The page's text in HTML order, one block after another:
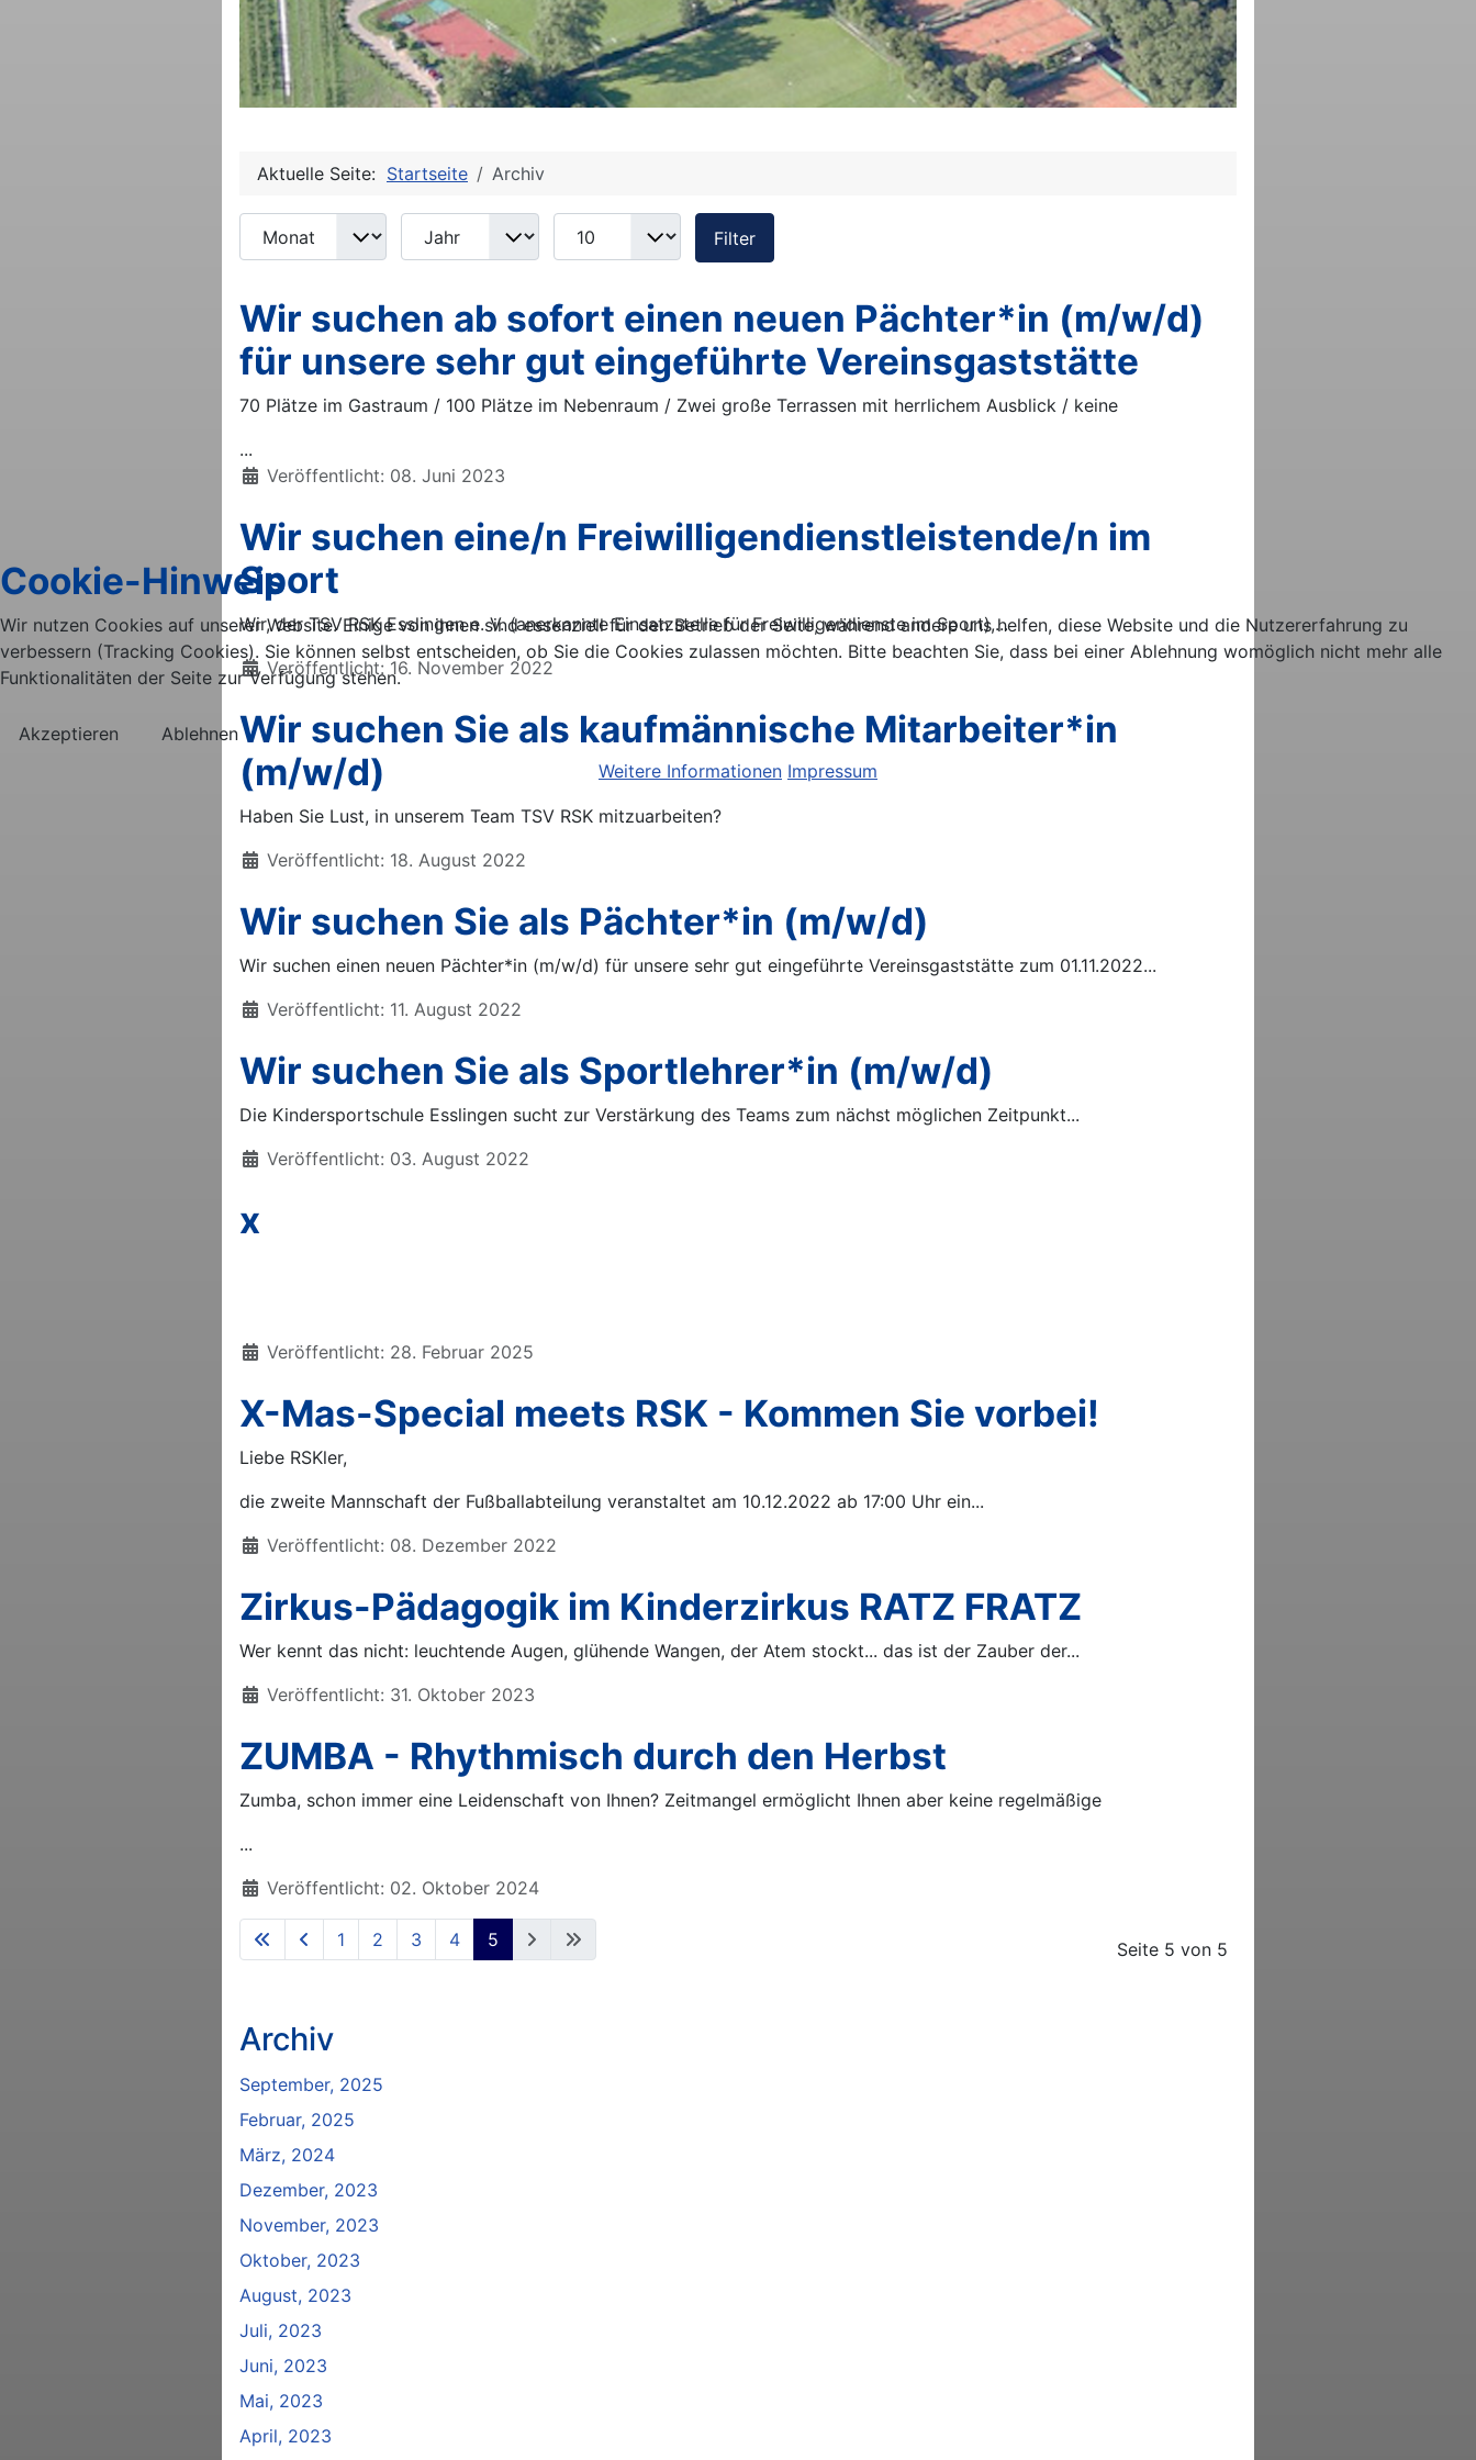
Aktuelle Seite: Startseite Archiv
Filter
Monat Jahr Anzeige #
Filter
Wir suchen ab sofort einen neuen Pächter*in (m/w/d)
für unsere sehr gut eingeführte Vereinsgaststätte
70 Plätze im Gastraum / 100 Plätze im Nebenraum / Zwei große Terrassen mit herrlichem Ausblick / keine
...
Details
Veröffentlicht: 08. Juni 2023
Wir suchen eine/n Freiwilligendienstleistende/n im
Sport
Wir, der TSV RSK Esslingen e. V. (anerkannte Einsatzstelle für Freiwilligendienste im Sport),...
Details
Veröffentlicht: 16. November 2022
Wir suchen Sie als kaufmännische Mitarbeiter*in
(m/w/d)
Haben Sie Lust, in unserem Team TSV RSK mitzuarbeiten?
Details
Veröffentlicht: 18. August 2022
Wir suchen Sie als Pächter*in (m/w/d)
Wir suchen einen neuen Pächter*in (m/w/d) für unsere sehr gut eingeführte Vereinsgaststätte zum 01.11.2022...
Details
Veröffentlicht: 11. August 2022
Wir suchen Sie als Sportlehrer*in (m/w/d)
Die Kindersportschule Esslingen sucht zur Verstärkung des Teams zum nächst möglichen Zeitpunkt...
Details
Veröffentlicht: 03. August 2022
x
Details
Veröffentlicht: 28. Februar 2025
X-Mas-Special meets RSK - Kommen Sie vorbei!
Liebe RSKler,
die zweite Mannschaft der Fußballabteilung veranstaltet am 10.12.2022 ab 17:00 Uhr ein...
Details
Veröffentlicht: 08. Dezember 2022
Zirkus-Pädagogik im Kinderzirkus RATZ FRATZ
Wer kennt das nicht: leuchtende Augen, glühende Wangen, der Atem stockt... das ist der Zauber der...
Details
Veröffentlicht: 31. Oktober 2023
ZUMBA - Rhythmisch durch den Herbst
Zumba, schon immer eine Leidenschaft von Ihnen? Zeitmangel ermöglicht Ihnen aber keine regelmäßige
...
Details
Veröffentlicht: 02. Oktober 2024
Seite 5 von 5
1 2 3 4 5
Archiv
September, 2025
Februar, 2025
März, 2024
Dezember, 2023
November, 2023
Oktober, 2023
August, 2023
Juli, 2023
Juni, 2023
Mai, 2023
April, 2023
Cookie-Hinweis
Wir nutzen Cookies auf unserer Website. Einige von ihnen sind essenziell für den Betrieb der Seite, während andere uns helfen, diese Website und die Nutzererfahrung zu
verbessern (Tracking Cookies). Sie können selbst entscheiden, ob Sie die Cookies zulassen möchten. Bitte beachten Sie, dass bei einer Ablehnung womöglich nicht mehr alle
Funktionalitäten der Seite zur Verfügung stehen.
Akzeptieren
Ablehnen
Weitere Informationen Impressum